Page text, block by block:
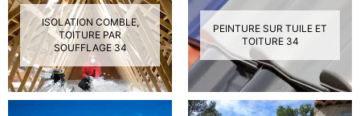
ISOLATION COMBLE,
TOITURE PAR
SOUFFLAGE 34
PEINTURE SUR TUILE ET
TOITURE 34